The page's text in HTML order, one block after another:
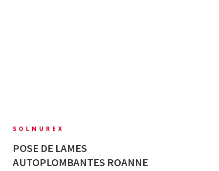
SOLMUREX
POSE DE LAMES
AUTOPLOMBANTES ROANNE